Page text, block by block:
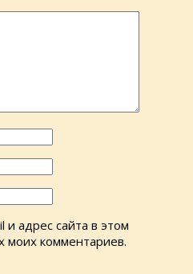
адрес сайта в этом
моих комментариев.